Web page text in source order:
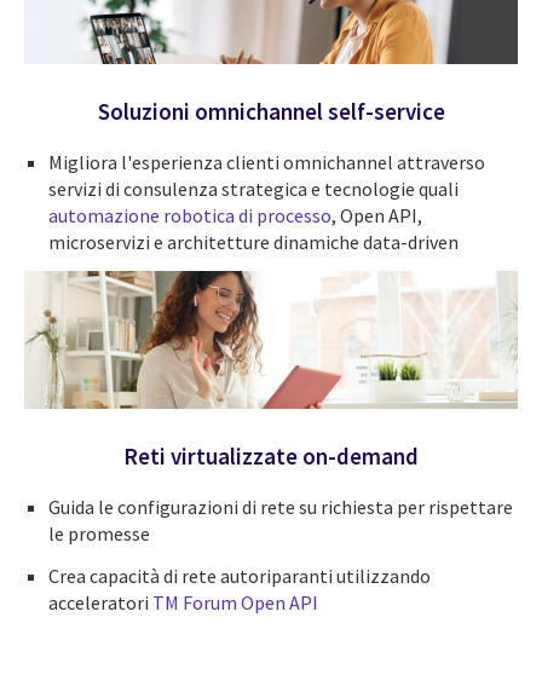
Soluzioni omnichannel self-service
Migliora l'esperienza clienti omnichannel attraverso
servizi di consulenza strategica e tecnologie quali
automazione robotica di processo, Open API,
microservizi e architetture dinamiche data-driven
Reti virtualizzate on-demand
Guida le configurazioni di rete su richiesta per rispettare
le promesse
Crea capacità di rete autoriparanti utilizzando
acceleratori TM Forum Open API